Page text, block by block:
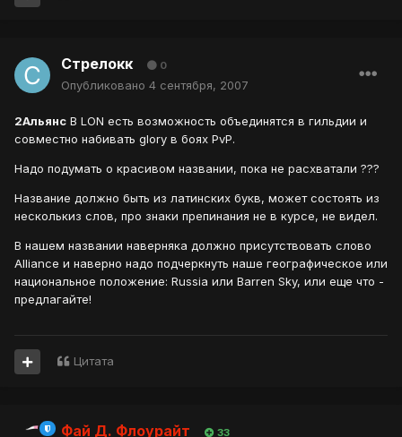
Стрелокк 0
Опубликовано 4 сентября, 2007
2Альянс В LON есть возможность объединятся в гильдии и
совместно набивать glory в боях PvP.
Надо подумать о красивом названии, пока не расхватали ???
Название должно быть из латинских букв, может состоять из
несколькиз слов, про знаки препинания не в курсе, не видел.
В нашем названии наверняка должно присутствовать слово
Alliance и наверно надо подчеркнуть наше географическое или
национальное положение: Russia или Barren Sky, или еще что -
предлагайте!
Цитата
Фай Д. Флоурайт 33